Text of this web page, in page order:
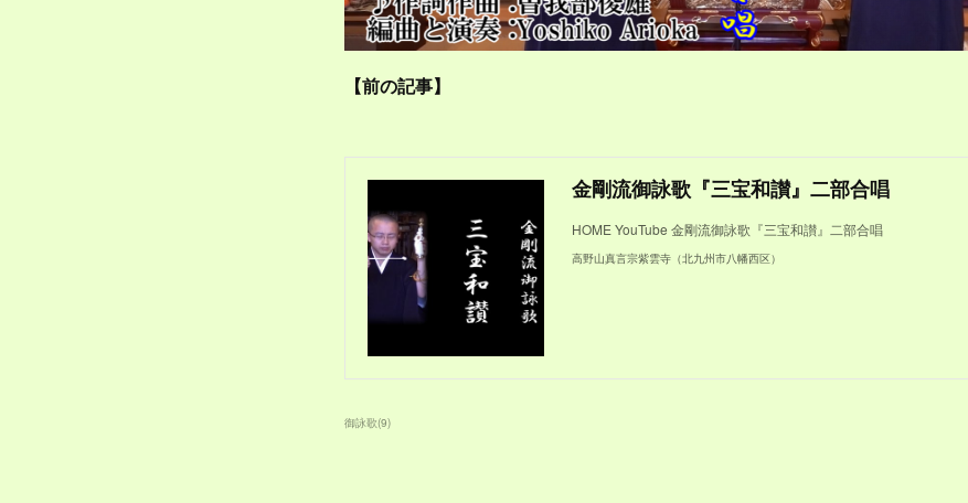
【前の記事】
金剛流御詠歌『三宝和讃』二部合唱
HOME YouTube 金剛流御詠歌『三宝和讃』二部合唱
高野山真言宗紫雲寺（北九州市八幡西区）
御詠歌(9)